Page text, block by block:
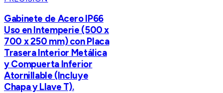
Gabinete de Acero IP66
Uso en Intemperie (500 x
700 x 250 mm) con Placa
Trasera Interior Metálica
y Compuerta Inferior
Atornillable (Incluye
Chapa y Llave T).